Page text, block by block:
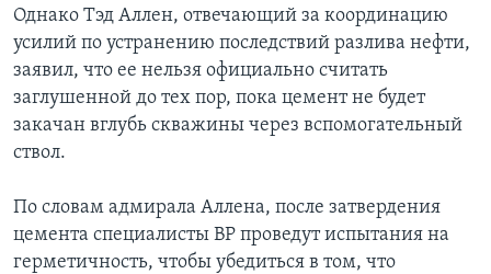
Языки
Однако Тэд Аллен, отвечающий за координацию
усилий по устранению последствий разлива нефти,
заявил, что ее нельзя официально считать
заглушенной до тех пор, пока цемент не будет
закачан вглубь скважины через вспомогательный
ствол.
По словам адмирала Аллена, после затвердения
цемента специалисты BP проведут испытания на
герметичность, чтобы убедиться в том, что